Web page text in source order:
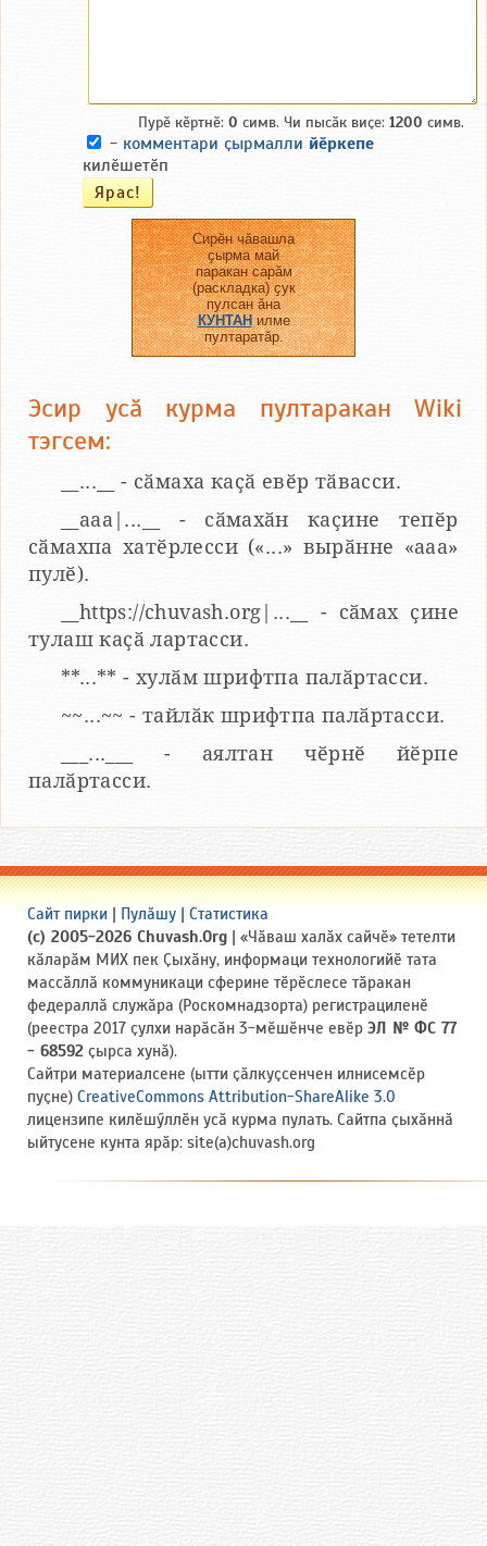
Пурӗ кӗртнӗ: 0 симв. Чи пысӑк виҫе: 1200 симв.
- комментари ҫырмалли йӗркепе
килӗшетӗп
Сирӗн чӑвашла
ҫырма май
паракан сарӑм
(раскладка) ҫук
пулсан ӑна
КУНТАНилме
пултаратӑр.
Эсир усӑ курма пултаракан Wiki
тэгсем:
__...__ - сӑмаха каҫӑ евӗр тӑвасси.
__aaa|...__ - сӑмахӑн каҫине тепӗр
сӑмахпа хатӗрлесси («...» вырӑнне «ааа»
пулӗ).
__https://chuvash.org|...__ - сӑмах ҫине
тулаш каҫӑ лартасси.
**...** - хулӑм шрифтпа палӑртасси.
~~...~~ - тайлӑк шрифтпа палӑртасси.
___...___ - аялтан чӗрнӗ йӗрпе
палӑртасси.
Сайт пирки | Пулӑшу | Статистика
(c) 2005-2026 Chuvash.Org | «Чӑваш халӑх сайчӗ» тетелти
кӑларӑм МИХ пек Ҫыхӑну, информаци технологийӗ тата
массӑллӑ коммуникаци сферине тӗрӗслесе тӑракан
федераллӑ служӑра (Роскомнадзорта) регистрациленӗ
(реестра 2017 ҫулхи нарӑсӑн 3-мӗшӗнче евӗр ЭЛ № ФС 77
- 68592 ҫырса хунӑ).
Сайтри материалсене (ытти ҫӑлкуҫсенчен илнисемсӗр
пуҫне) CreativeCommons Attribution-ShareAlike 3.0
лицензипе килӗшӳллӗн усӑ курма пулать. Сайтпа ҫыхӑннӑ
ыйтусене кунта ярӑр: site(a)chuvash.org